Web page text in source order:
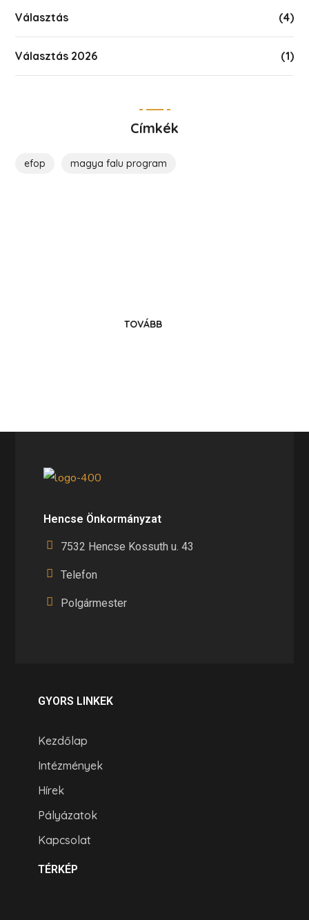
Választás (4)
Választás 2026 (1)
Címkék
efop magya falu program
TOVÁBB
Hencse Önkormányzat
7532 Hencse Kossuth u. 43
Telefon
Polgármester
GYORS LINKEK
Kezdőlap
Intézmények
Hírek
Pályázatok
Kapcsolat
TÉRKÉP